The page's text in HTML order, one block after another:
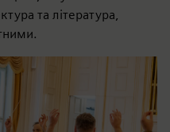
та література,